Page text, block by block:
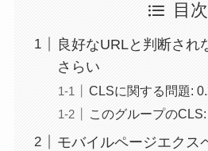
目次
良好なURLと判断され
さらい
CLSに関する問題:
このグループの
モバイルページエクス